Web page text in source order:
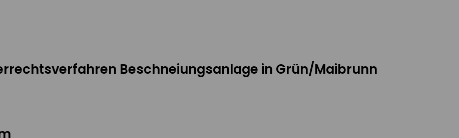
Beschneiungsanlage in Grün/Maibrunn